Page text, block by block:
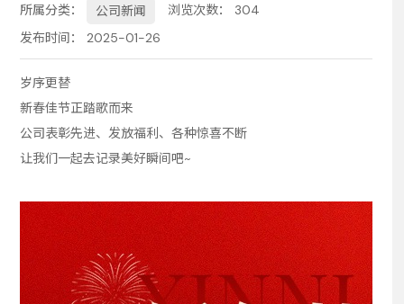
所属分类： 公司新闻 浏览次数： 304
发布时间： 2025-01-26
岁序更替
新春佳节正踏歌而来
公司表彰先进、发放福利、各种惊喜不断
让我们一起去记录美好瞬间吧~